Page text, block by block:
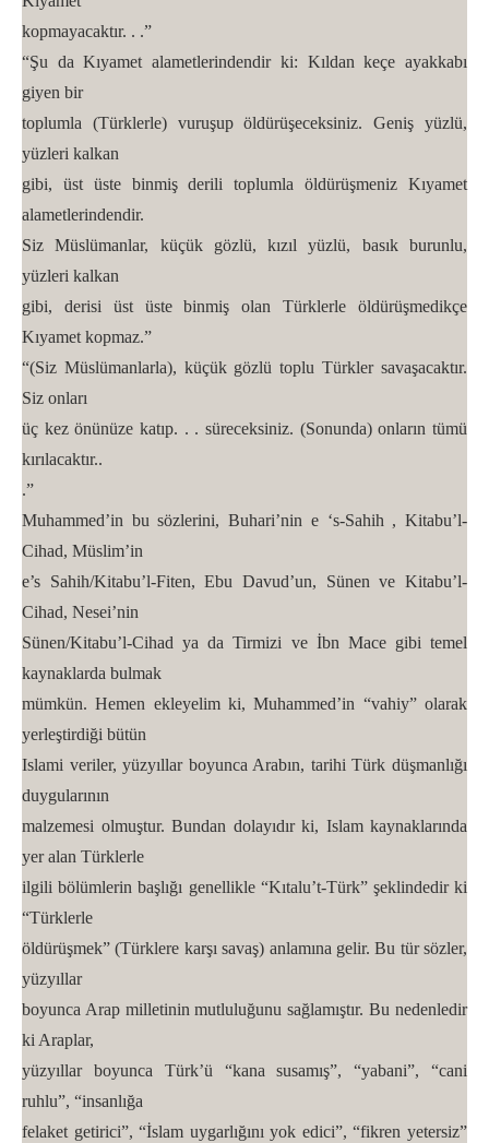
kopmayacaktır. . .”
“Şu da Kıyamet alametlerindendir ki: Kıldan keçe ayakkabı
giyen bir
toplumla (Türklerle) vuruşup öldürüşeceksiniz. Geniş yüzlü,
yüzleri kalkan
gibi, üst üste binmiş derili toplumla öldürüşmeniz Kıyamet
alametlerindendir.
Siz Müslümanlar, küçük gözlü, kızıl yüzlü, basık burunlu,
yüzleri kalkan
gibi, derisi üst üste binmiş olan Türklerle öldürüşmedikçe
Kıyamet kopmaz.”
“(Siz Müslümanlarla), küçük gözlü toplu Türkler savaşacaktır.
Siz onları
üç kez önünüze katıp. . . süreceksiniz. (Sonunda) onların tümü
kırılacaktır..
.”
Muhammed’in bu sözlerini, Buhari’nin e ‘s-Sahih , Kitabu’l-
Cihad, Müslim’in
e’s Sahih/Kitabu’l-Fiten, Ebu Davud’un, Sünen ve Kitabu’l-
Cihad, Nesei’nin
Sünen/Kitabu’l-Cihad ya da Tirmizi ve İbn Mace gibi temel
kaynaklarda bulmak
mümkün. Hemen ekleyelim ki, Muhammed’in “vahiy” olarak
yerleştirdiği bütün
Islami veriler, yüzyıllar boyunca Arabın, tarihi Türk düşmanlığı
duygularının
malzemesi olmuştur. Bundan dolayıdır ki, Islam kaynaklarında
yer alan Türklerle
ilgili bölümlerin başlığı genellikle “Kıtalu’t-Türk” şeklindedir ki
“Türklerle
öldürüşmek” (Türklere karşı savaş) anlamına gelir. Bu tür sözler,
yüzyıllar
boyunca Arap milletinin mutluluğunu sağlamıştır. Bu nedenledir
ki Araplar,
yüzyıllar boyunca Türk’ü “kana susamış”, “yabani”, “cani
ruhlu”, “insanlığa
felaket getirici”, “İslam uygarlığını yok edici”, “fikren yetersiz”